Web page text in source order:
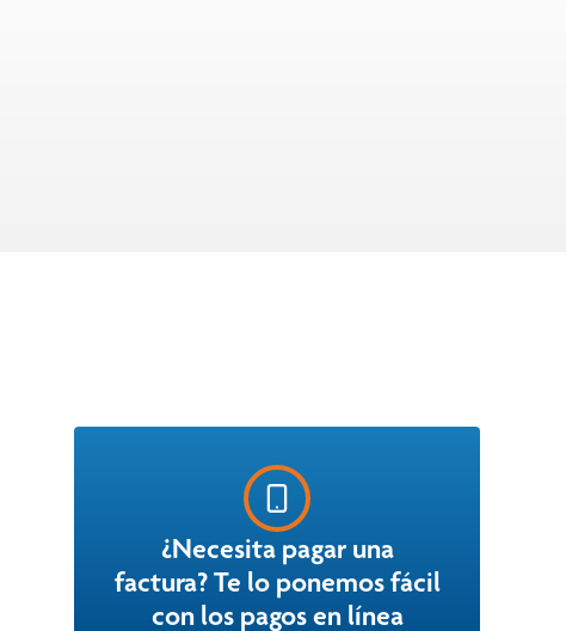
¿Necesita pagar una
factura? Te lo ponemos fácil
con los pagos en línea